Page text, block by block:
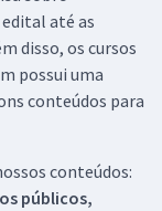
até as
disso, os cursos
possui uma
conteúdos para
conteúdos:
públicos,